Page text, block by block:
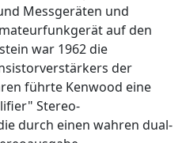
Messgeräten und
auf den
war 1962 die
der
führte Kenwood eine
Stereo-
durch einen wahren dual-